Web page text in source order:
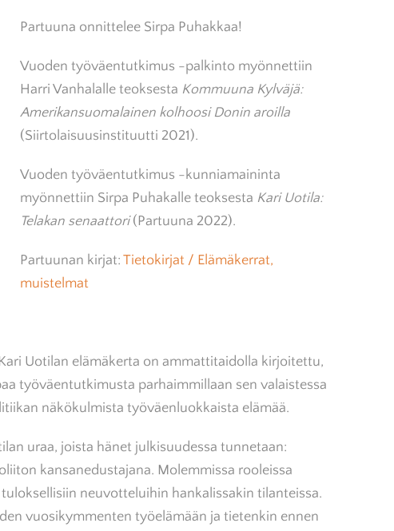
Partuuna onnittelee Sirpa Puhakkaa!
Vuoden työväentutkimus -palkinto myönnettiin
Harri Vanhalalle teoksesta Kommuuna Kylväjä:
Amerikansuomalainen kolhoosi Donin aroilla
(Siirtolaisuusinstituutti 2021).
Vuoden työväentutkimus -kunniamaininta
myönnettiin Sirpa Puhakalle teoksesta Kari Uotila:
Telakan senaattori(Partuuna 2022).
Partuunan kirjat: Tietokirjat / Elämäkerrat,
muistelmat
Uotilan elämäkerta on ammattitaidolla kirjoitettu,
työväentutkimusta parhaimmillaan sen valaistessa
näkökulmista työväenluokkaista elämää.
uraa, joista hänet julkisuudessa tunnetaan:
kansanedustajana. Molemmissa rooleissa
neuvotteluihin hankalissakin tilanteissa.
vuosikymmenten työelämään ja tietenkin ennen